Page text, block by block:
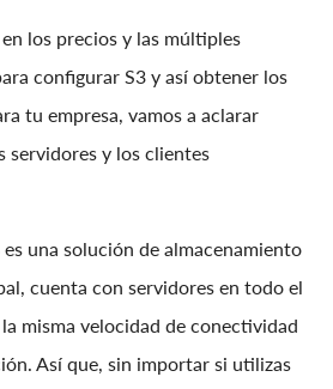
los precios y las múltiples
configurar S3 y así obtener los
tu empresa, vamos a aclarar
servidores y los clientes
una solución de almacenamiento
cuenta con servidores en todo el
misma velocidad de conectividad
Así que, sin importar si utilizas